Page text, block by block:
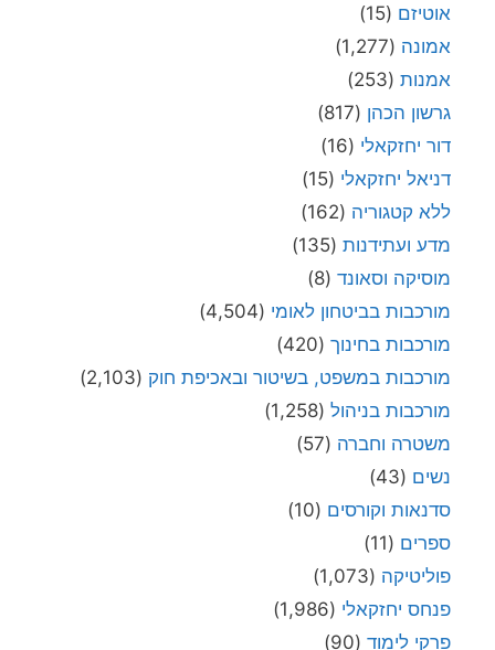
אוטיזם (15)
אמונה (1,277)
אמנות (253)
גרשון הכהן (817)
דור יחזקאלי (16)
דניאל יחזקאלי (15)
ללא קטגוריה (162)
מדע ועתידנות (135)
מוסיקה וסאונד (8)
מורכבות בביטחון לאומי (4,504)
מורכבות בחינוך (420)
מורכבות במשפט, בשיטור ובאכיפת חוק (2,103)
מורכבות בניהול (1,258)
משטרה וחברה (57)
נשים (43)
סדנאות וקורסים (10)
ספרים (11)
פוליטיקה (1,073)
פנחס יחזקאלי (1,986)
פרקי לימוד (90)